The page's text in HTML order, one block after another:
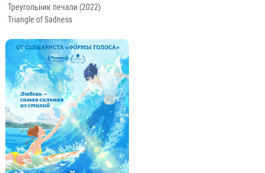
Треугольник печали (2022)
Triangle of Sadness